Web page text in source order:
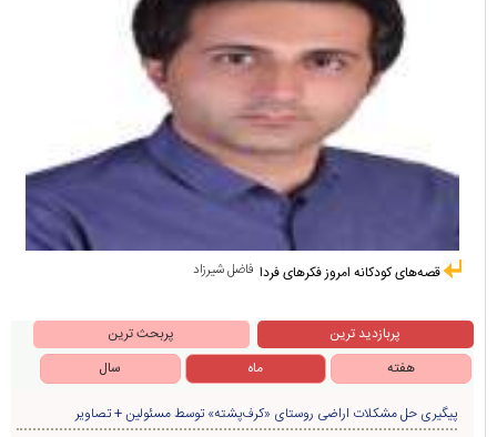
فاضل شیرزاد قصه‌های کودکانه امروز فکرهای فردا
پربازدید ترین
پربحث ترین
هفته
ماه سال
پیگیری حل مشکلات اراضی روستای «کرف‌پشته» توسط مسئولین + تصاویر